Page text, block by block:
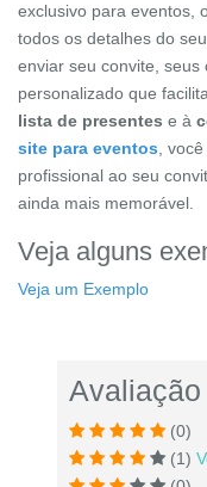
exclusivo para eventos,
todos os detalhes do
enviar seu convite,
personalizado que
lista de presentes e à
site para eventos ,
profissional ao seu
ainda mais memorável.
Veja alguns
Veja um Exemplo
Avaliação
(0)
(1)